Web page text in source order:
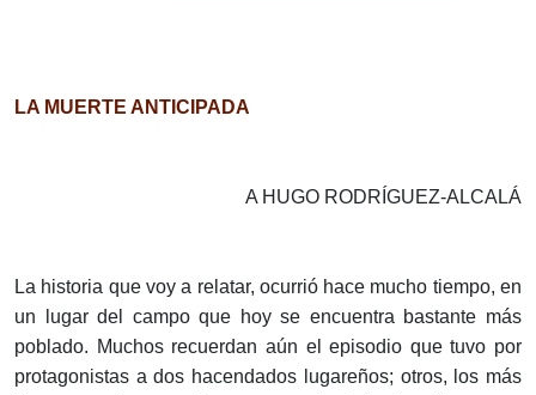
LA MUERTE ANTICIPADA
A HUGO RODRÍGUEZ-ALCALÁ
La historia que voy a relatar, ocurrió hace mucho tiempo, en
un lugar del campo que hoy se encuentra bastante más
poblado. Muchos recuerdan aún el episodio que tuvo por
protagonistas a dos hacendados lugareños; otros, los más